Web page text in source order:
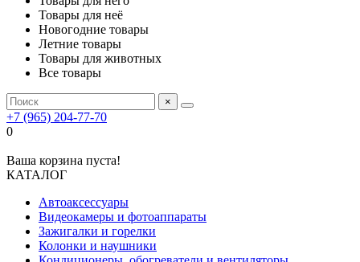
Товары для неё
Новогодние товары
Летние товары
Товары для животных
Все товары
×
+7 (965) 204-77-70
0
Ваша корзина пуста!
КАТАЛОГ
Автоаксессуары
Видеокамеры и фотоаппараты
Зажигалки и горелки
Колонки и наушники